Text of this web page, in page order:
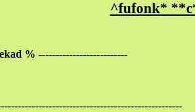
^fufonk*
% --------------------------